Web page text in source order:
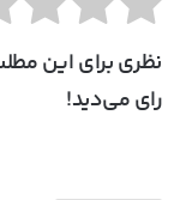
نظری برای این
رای می‌دید!